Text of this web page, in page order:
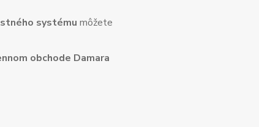
systému môžete
obchode Damara